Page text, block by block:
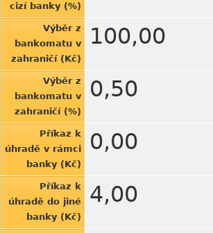
cizí banky (%)
Výběr z
bankomatu v
zahraničí (Kč)
100,00
Výběr z
bankomatu v
zahraničí (%)
0,50
Příkaz k
úhradě v rámci
banky (Kč)
0,00
Příkaz k
úhradě do jiné
banky (Kč)
4,00